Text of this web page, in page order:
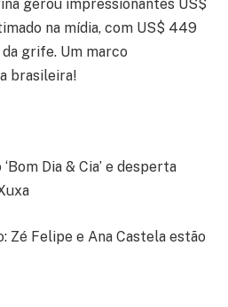
gerou impressionantes US$
na mídia, com US$ 449
grife. Um marco
brasileira!
Dia & Cia’ e desperta
Zé Felipe e Ana Castela estão